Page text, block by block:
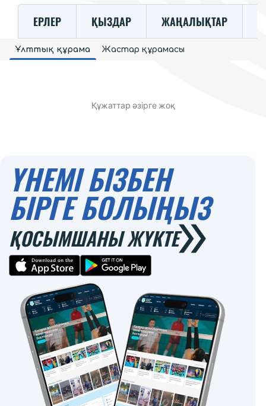
ЕРЛЕР ҚЫЗДАР ЖАҢАЛЫҚТАР
Ұлттық құрама Жастар құрамасы
Құжаттар әзірге жоқ
ҮНЕМІ БІЗБЕН
БІРГЕ БОЛЫҢЫЗ
ҚОСЫМШАНЫ ЖҮКТЕ